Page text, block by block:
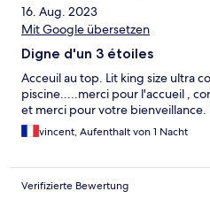
16. Aug. 2023
Mit Google übersetzen
Digne d'un 3 étoiles
Acceuil au top. Lit king size ultra
piscine.....merci pour l'accueil ,
et merci pour votre bienveillance.
vincent, Aufenthalt von 1 Nacht
Verifizierte Bewertung